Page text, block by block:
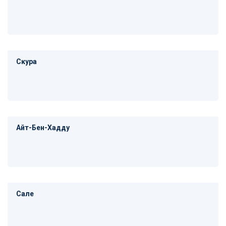
Скура
Айт-Бен-Хадду
Сале